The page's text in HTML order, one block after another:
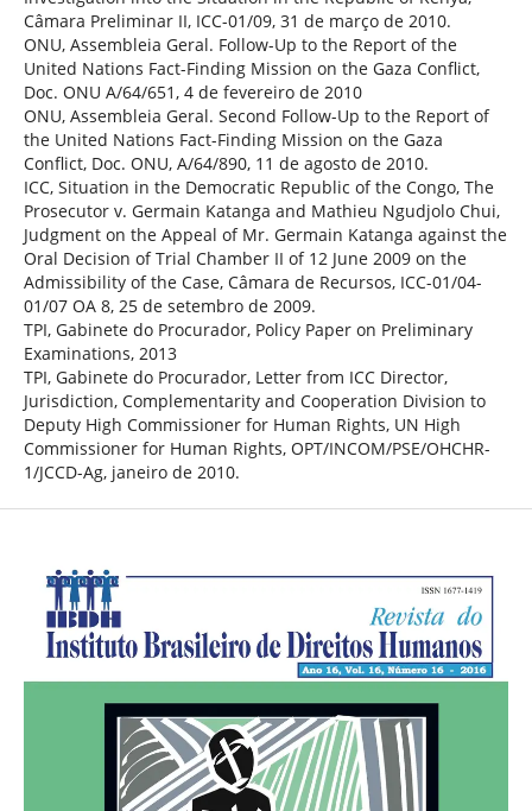
Câmara Preliminar II, ICC-01/09, 31 de março de 2010.
ONU, Assembleia Geral. Follow-Up to the Report of the
United Nations Fact-Finding Mission on the Gaza Conflict,
Doc. ONU A/64/651, 4 de fevereiro de 2010
ONU, Assembleia Geral. Second Follow-Up to the Report of
the United Nations Fact-Finding Mission on the Gaza
Conflict, Doc. ONU, A/64/890, 11 de agosto de 2010.
ICC, Situation in the Democratic Republic of the Congo, The
Prosecutor v. Germain Katanga and Mathieu Ngudjolo Chui,
Judgment on the Appeal of Mr. Germain Katanga against the
Oral Decision of Trial Chamber II of 12 June 2009 on the
Admissibility of the Case, Câmara de Recursos, ICC-01/04-
01/07 OA 8, 25 de setembro de 2009.
TPI, Gabinete do Procurador, Policy Paper on Preliminary
Examinations, 2013
TPI, Gabinete do Procurador, Letter from ICC Director,
Jurisdiction, Complementarity and Cooperation Division to
Deputy High Commissioner for Human Rights, UN High
Commissioner for Human Rights, OPT/INCOM/PSE/OHCHR-
1/JCCD-Ag, janeiro de 2010.